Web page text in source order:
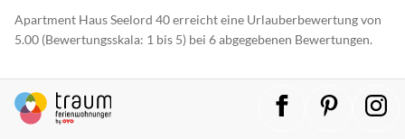
Apartment Haus Seelord 40 erreicht eine Urlauberbewertung von
5.00 (Bewertungsskala: 1 bis 5) bei 6 abgegebenen Bewertungen.